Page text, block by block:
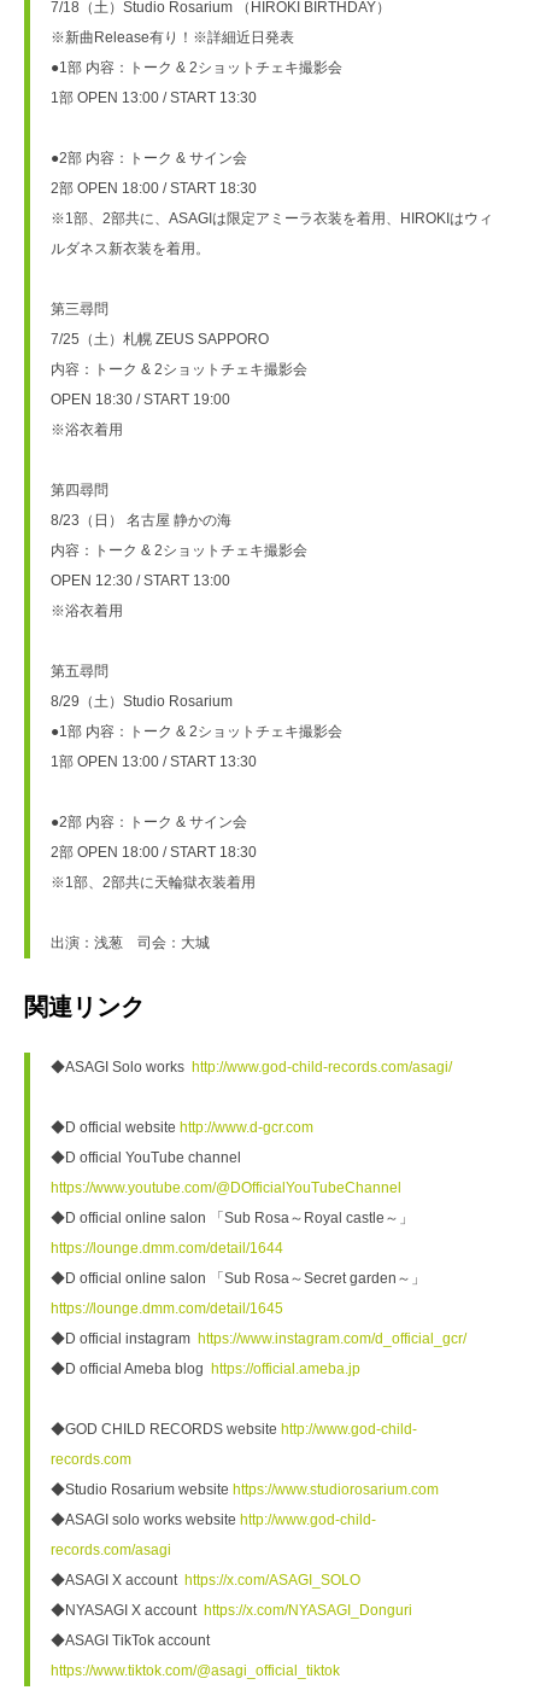
7/18（土）Studio Rosarium （HIROKI BIRTHDAY）
※新曲Release有り！※詳細近日発表
●1部 内容：トーク & 2ショットチェキ撮影会
1部 OPEN 13:00 / START 13:30
●2部 内容：トーク & サイン会
2部 OPEN 18:00 / START 18:30
※1部、2部共に、ASAGIは限定アミーラ衣装を着用、HIROKIはウィ
ルダネス新衣装を着用。
第三尋問
7/25（土）札幌 ZEUS SAPPORO
内容：トーク & 2ショットチェキ撮影会
OPEN 18:30 / START 19:00
※浴衣着用
第四尋問
8/23（日） 名古屋 静かの海
内容：トーク & 2ショットチェキ撮影会
OPEN 12:30 / START 13:00
※浴衣着用
第五尋問
8/29（土）Studio Rosarium
●1部 内容：トーク & 2ショットチェキ撮影会
1部 OPEN 13:00 / START 13:30
●2部 内容：トーク & サイン会
2部 OPEN 18:00 / START 18:30
※1部、2部共に天輪獄衣装着用
出演：浅葱　司会：大城
関連リンク
◆ASAGI Solo works http://www.god-child-records.com/asagi/
◆D official website http://www.d-gcr.com
https://www.youtube.com/@DOfficialYouTubeChannel
https://lounge.dmm.com/detail/1644
https://lounge.dmm.com/detail/1645
◆D official instagram https://www.instagram.com/d_official_gcr/
◆D official Ameba blog https://official.ameba.jp
◆GOD CHILD RECORDS website http://www.god-child-
records.com
◆Studio Rosarium website https://www.studiorosarium.com
◆ASAGI solo works website http://www.god-child-
records.com/asagi
◆ASAGI X account https://x.com/ASAGI_SOLO
◆NYASAGI X account https://x.com/NYASAGI_Donguri
◆ASAGI TikTok account
https://www.tiktok.com/@asagi_official_tiktok